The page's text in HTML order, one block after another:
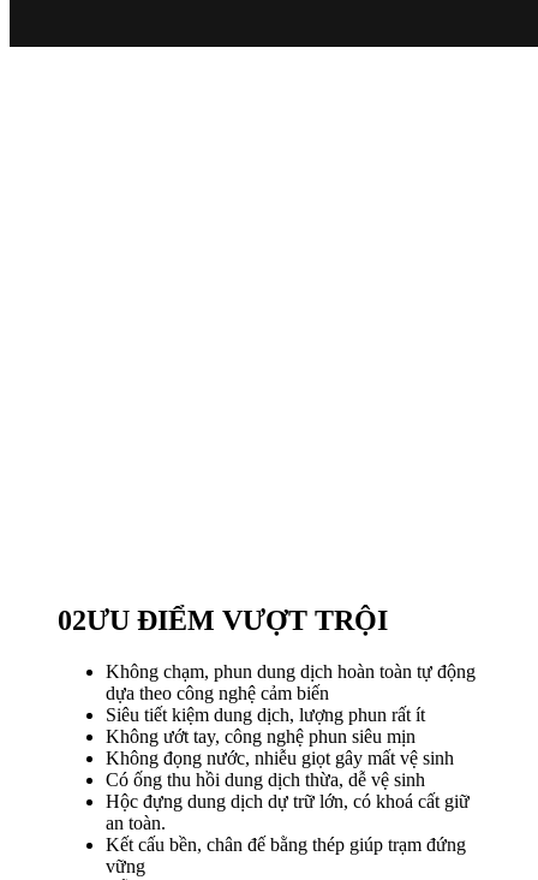
02ƯU ĐIỂM VƯỢT TRỘI
Không chạm, phun dung dịch hoàn toàn tự động
dựa theo công nghệ cảm biến
Siêu tiết kiệm dung dịch, lượng phun rất ít
Không ướt tay, công nghệ phun siêu mịn
Không đọng nước, nhiễu giọt gây mất vệ sinh
Có ống thu hồi dung dịch thừa, dễ vệ sinh
Hộc đựng dung dịch dự trữ lớn, có khoá cất giữ
an toàn.
Kết cấu bền, chân đế bằng thép giúp trạm đứng
vững